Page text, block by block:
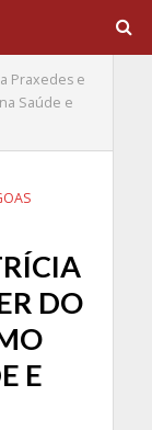
Praxedes e
Saúde e
DO
E